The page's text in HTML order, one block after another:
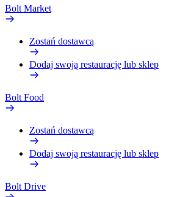
Bolt Market
Zostań dostawcą
Dodaj swoją restaurację lub sklep
Bolt Food
Zostań dostawcą
Dodaj swoją restaurację lub sklep
Bolt Drive